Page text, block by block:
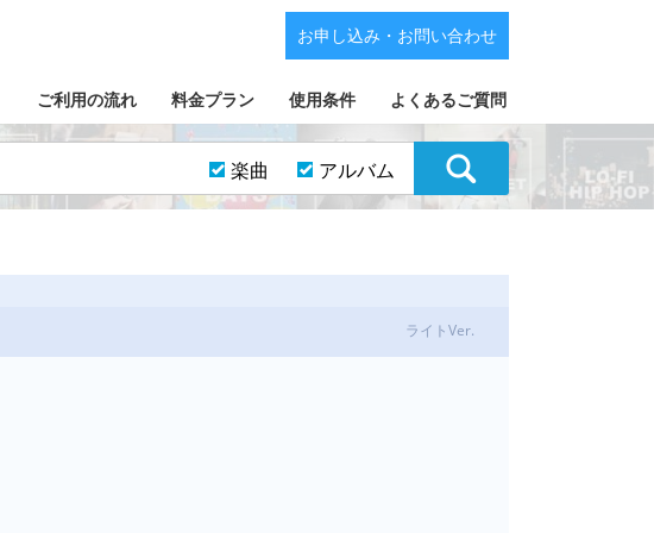
ご利用の流れ 料金プラン 使用条件 よくあるご質問
お申し込み・お問い合わせ
楽曲 アルバム
ライトVer.